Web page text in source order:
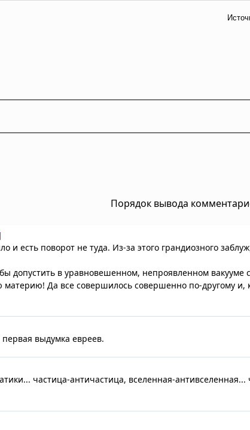
Порядок вывода
и есть поворот не туда. Из-за этого грандиозного
допустить в уравновешенном, непроявленном вакууме
материю! Да все совершилось совершенно по-другому
выдумка евреев.
частица-античастица, вселенная-